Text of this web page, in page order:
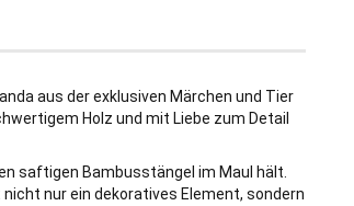
aus der exklusiven Märchen und Tier
Holz und mit Liebe zum Detail
saftigen Bambusstängel im Maul hält.
nur ein dekoratives Element, sondern